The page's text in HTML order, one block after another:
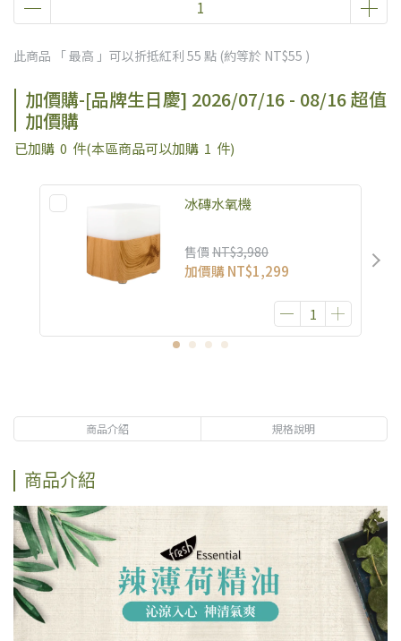
[加碼贈] 官網獨家限量消費好禮
此商品 「 最高 」可以折抵紅利 55 點 (約等於 NT$55 )
加價購-[品牌生日慶] 2026/07/16 - 08/16 超值
加價購
已加購 0 件(本區商品可以加購 1 件)
冰磚水氧機
售價 NT$3,980
加價購NT$1,299
商品介紹 規格說明
商品介紹